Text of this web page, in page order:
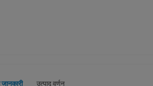
उत्पाद वर्णन